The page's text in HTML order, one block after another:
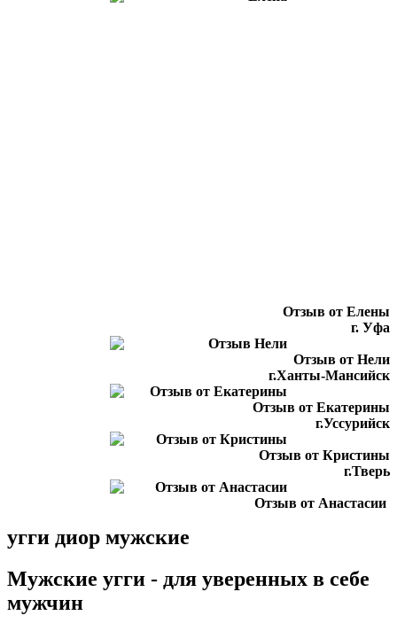
Отзыв от Елены
г. Уфа
Отзыв от Нели
г.Ханты-Мансийск
Отзыв от Екатерины
г.Уссурийск
Отзыв от Кристины
г.Тверь
Отзыв от Анастасии
г.Барнаул
угги диор мужские
Мужские угги - для уверенных в себе
мужчин